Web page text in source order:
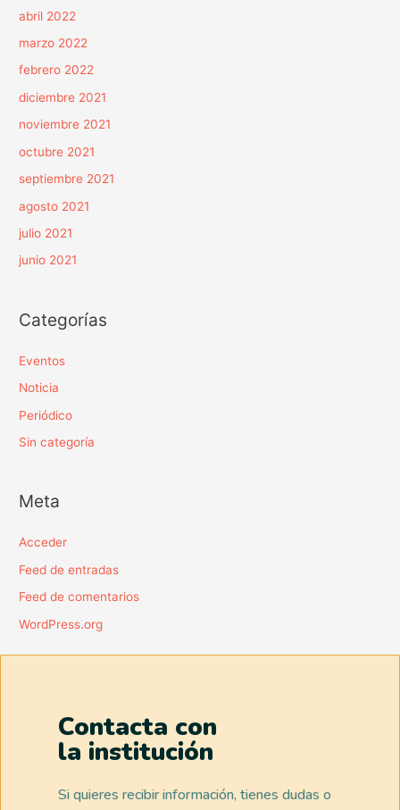
abril 2022
marzo 2022
febrero 2022
diciembre 2021
noviembre 2021
octubre 2021
septiembre 2021
agosto 2021
julio 2021
junio 2021
Categorías
Eventos
Noticia
Periódico
Sin categoría
Meta
Acceder
Feed de entradas
Feed de comentarios
WordPress.org
Contacta con
la institución
Si quieres recibir información, tienes dudas o